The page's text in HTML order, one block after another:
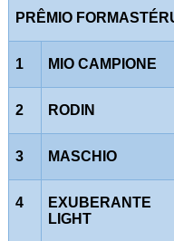
PRÊMIO
1 MIO CAMPIONE
2 RODIN
3 MASCHIO
4
EXUBERANTE
LIGHT